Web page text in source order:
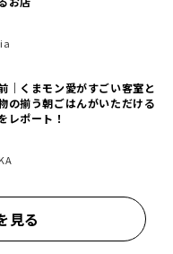
｜くまモン愛がすごい客室と
の揃う朝ごはんがいただける
レポート！
見る